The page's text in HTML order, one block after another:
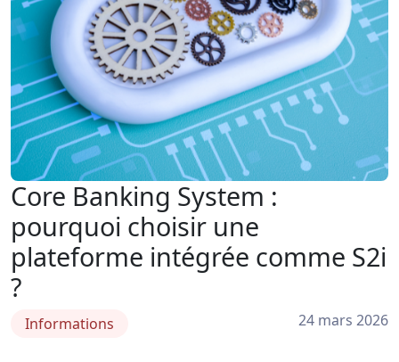
Core Banking System :
pourquoi choisir une
plateforme intégrée comme S2i
?
Informations 24 mars 2026